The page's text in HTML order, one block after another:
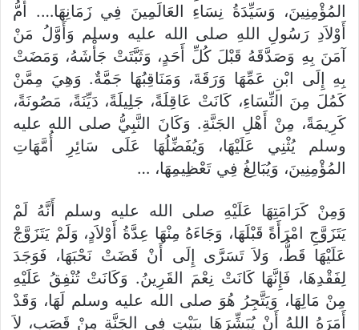
المُؤْمِنِينَ، وَسَيِّدَةُ نِسَاءِ العَالَمِينَ فِي زَمَانِهَا…. أُمُّ
أَوْلاَدِ رَسُولِ اللهِ صلى الله عليه وسلم وَأَوَّلُ مَنْ
آمَنَ بِهِ وَصَدَّقَهُ قَبْلَ كُلِّ أَحَدٍ، وَثَبَّتَتْ جَأْشَهُ، وَمَضَتْ
بِهِ إِلَى ابْنِ عَمِّهَا وَرَقَةَ، وَمَنَاقِبُهَا جَمَّةٌ. وَهِيَ مِمَّنْ
كَمُلَ مِنَ النِّسَاءِ، كَانَتْ عَاقِلَةً، جَلِيلَةً، دَيِّنَةً، مَصُونَةً،
كَرِيمَةً، مِنْ أَهْلِ الجَنَّةِ. وَكَانَ النَّبِيُّ صلى الله عليه
وسلم يُثْنِي عَلَيْهَا، وَيُفَضِّلُهَا عَلَى سَائِرِ أُمَّهَاتِ
المُؤْمِنِينَ، وَيُبَالِغُ فِي تَعْظِيمِهَا، …
وَمِنْ كَرَامَتِهَا عَلَيْهِ صلى الله عليه وسلم أَنَّهُ لَمْ
يَتَزَوَّجِ امْرَأَةً قَبْلَهَا، وَجَاءَهُ مِنْهَا عِدَّةُ أَوْلاَدٍ، وَلَمْ يَتَزَوَّجْ
عَلَيْهَا قَطُّ، وَلاَ تَسَرَّى إِلَى أَنْ قَضَتْ نَحْبَهَا، فَوَجَدَ
لِفَقْدِهَا، فَإِنَّهَا كَانَتْ نِعْمَ القَرِينُ. وَكَانَتْ تُنْفِقُ عَلَيْهِ
مِنْ مَالِهَا، وَيَتَّجِرُ هُوَ صلى الله عليه وسلم لَهَا، وَقَدْ
أَمَرَهُ اللهُ أَنْ يُبَشِّرَهَا بِبَيْتٍ فِي الجَنَّةِ مِنْ قَصَبٍ، لاَ